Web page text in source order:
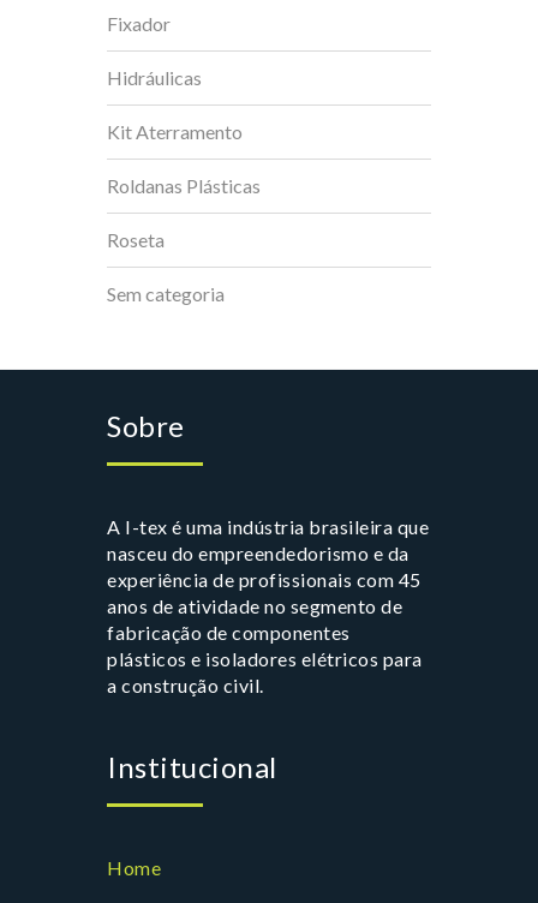
Fixador
Hidráulicas
Kit Aterramento
Roldanas Plásticas
Roseta
Sem categoria
Sobre
A I-tex é uma indústria brasileira que
nasceu do empreendedorismo e da
experiência de profissionais com 45
anos de atividade no segmento de
fabricação de componentes
plásticos e isoladores elétricos para
a construção civil.
Institucional
Home